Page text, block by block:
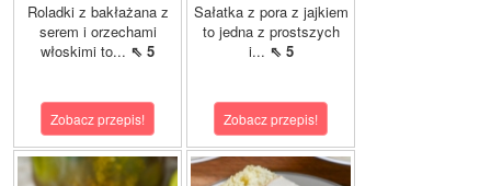
Roladki z bakłażana z
serem i orzechami
włoskimi to... ⇖ 5
Zobacz przepis!
Sałatka z pora z jajkiem
to jedna z prostszych
i... ⇖ 5
Zobacz przepis!